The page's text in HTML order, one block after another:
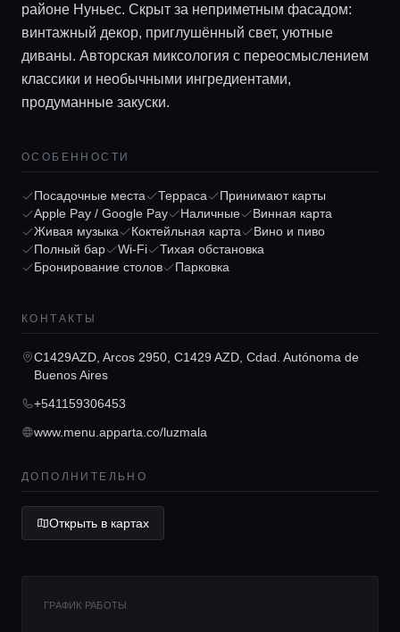
Главная
Локации
Гиды
Консьерж сервис
районе Нуньес. Скрыт за неприметным фасадом:
винтажный декор, приглушённый свет, уютные
диваны. Авторская миксология с переосмыслением
классики и необычными ингредиентами,
продуманные закуски.
ОСОБЕННОСТИ
Посадочные места Терраса
Принимают карты
Apple Pay / Google Pay
Наличные
Винная карта
Живая музыка
Коктейльная карта
Вино и пиво
Полный бар
Wi-Fi
Тихая обстановка
Бронирование столов
Парковка
КОНТАКТЫ
C1429AZD, Arcos 2950, C1429 AZD, Cdad. Autónoma de
Buenos Aires
+541159306453
www.menu.apparta.co/luzmala
ДОПОЛНИТЕЛЬНО
Открыть в картах
ГРАФИК РАБОТЫ